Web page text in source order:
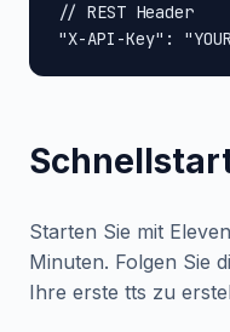
// REST Header
"X-API-Key":
Starten Sie mit
Minuten. Folgen Sie
Ihre erste tts zu